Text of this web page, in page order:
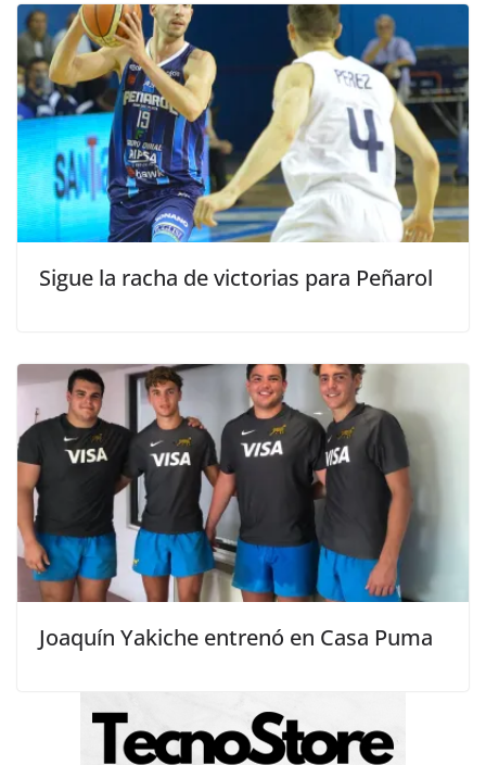
Sigue la racha de victorias para Peñarol
Joaquín Yakiche entrenó en Casa Puma